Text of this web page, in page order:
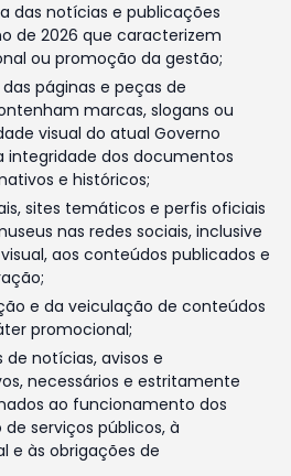
das notícias e publicações
de 2026 que caracterizem
ou promoção da gestão;
páginas e peças de
marcas, slogans ou
visual do atual Governo
integridade dos documentos
e históricos;
sites temáticos e perfis oficiais
nas redes sociais, inclusive
aos conteúdos publicados e
e da veiculação de conteúdos
promocional;
notícias, avisos e
necessários e estritamente
ao funcionamento dos
serviços públicos, à
e às obrigações de